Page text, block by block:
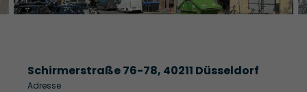
Schirmerstraße 76-78, 40211 Düsseldorf
Adresse